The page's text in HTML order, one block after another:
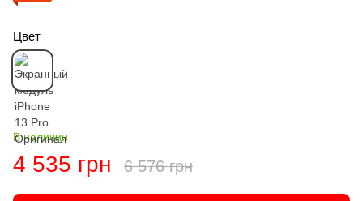
Цвет
В наличии
4 535 грн 6 576 грн